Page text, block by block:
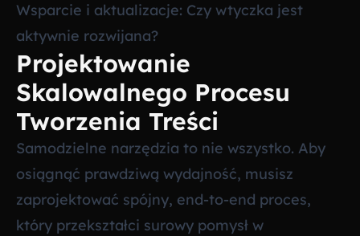
Wsparcie i aktualizacje: Czy wtyczka jest
aktywnie rozwijana?
Projektowanie
Skalowalnego Procesu
Tworzenia Treści
Samodzielne narzędzia to nie wszystko. Aby
osiągnąć prawdziwą wydajność, musisz
zaprojektować spójny, end-to-end proces,
który przekształci surowy pomysł w